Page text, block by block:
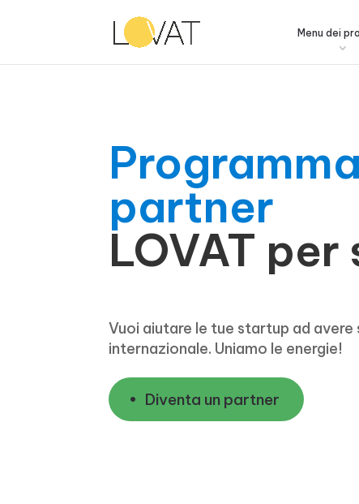
Menu dei
Programma
partner
LOVAT
Vuoi aiutare le tue startup ad
internazionale. Uniamo le energie!
Diventa un partner